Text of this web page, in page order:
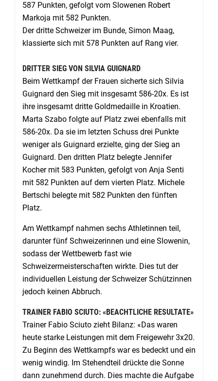
587 Punkten, gefolgt vom Slowenen Robert
Markoja mit 582 Punkten.
Der dritte Schweizer im Bunde, Simon Maag,
klassierte sich mit 578 Punkten auf Rang vier.
DRITTER SIEG VON SILVIA GUIGNARD
Beim Wettkampf der Frauen sicherte sich Silvia
Guignard den Sieg mit insgesamt 586-20x. Es ist
ihre insgesamt dritte Goldmedaille in Kroatien.
Marta Szabo folgte auf Platz zwei ebenfalls mit
586-20x. Da sie im letzten Schuss drei Punkte
weniger als Guignard erzielte, ging der Sieg an
Guignard. Den dritten Platz belegte Jennifer
Kocher mit 583 Punkten, gefolgt von Anja Senti
mit 582 Punkten auf dem vierten Platz. Michele
Bertschi belegte mit 582 Punkten den fünften
Platz.
Am Wettkampf nahmen sechs Athletinnen teil,
darunter fünf Schweizerinnen und eine Slowenin,
sodass der Wettbewerb fast wie
Schweizermeisterschaften wirkte. Dies tut der
individuellen Leistung der Schweizer Schützinnen
jedoch keinen Abbruch.
TRAINER FABIO SCIUTO: «BEACHTLICHE RESULTATE»
Trainer Fabio Sciuto zieht Bilanz: «Das waren
heute starke Leistungen mit dem Freigewehr 3x20.
Zu Beginn des Wettkampfs war es bedeckt und ein
wenig windig. Im Stehendteil drückte die Sonne
dann zunehmend durch. Dies machte die Aufgabe